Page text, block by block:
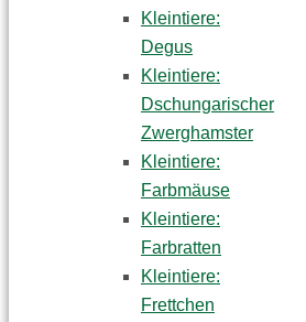
Kleintiere:
Degus
Kleintiere:
Dschungarischer
Zwerghamster
Kleintiere:
Farbmäuse
Kleintiere:
Farbratten
Kleintiere:
Frettchen